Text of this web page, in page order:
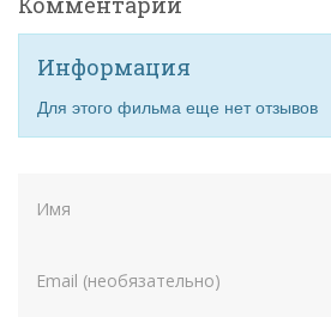
Информация
Для этого фильма еще нет отзывов